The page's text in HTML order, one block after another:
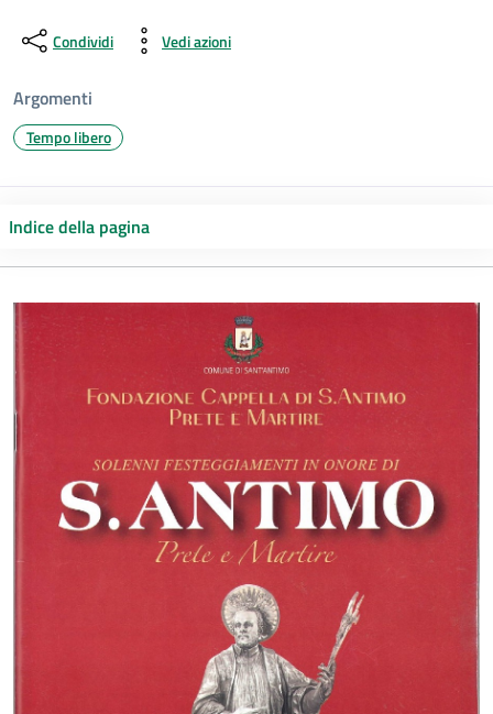
Condividi Vedi azioni
Argomenti
Tempo libero
Indice della pagina